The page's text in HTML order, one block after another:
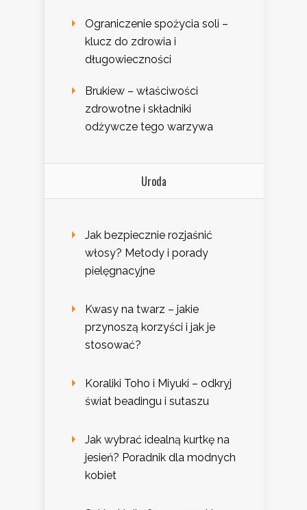
Ograniczenie spożycia soli –
klucz do zdrowia i
długowieczności
Brukiew – właściwości
zdrowotne i składniki
odżywcze tego warzywa
Uroda
Jak bezpiecznie rozjaśnić
włosy? Metody i porady
pielęgnacyjne
Kwasy na twarz – jakie
przynoszą korzyści i jak je
stosować?
Koraliki Toho i Miyuki – odkryj
świat beadingu i sutaszu
Jak wybrać idealną kurtkę na
jesień? Poradnik dla modnych
kobiet